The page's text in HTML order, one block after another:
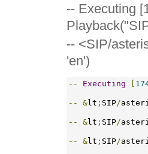
-- Executing
-- <SIP/
'en')
-- Executing [
-- &lt ; SIP/
-- &lt ; SIP/
-- &lt ; SIP/